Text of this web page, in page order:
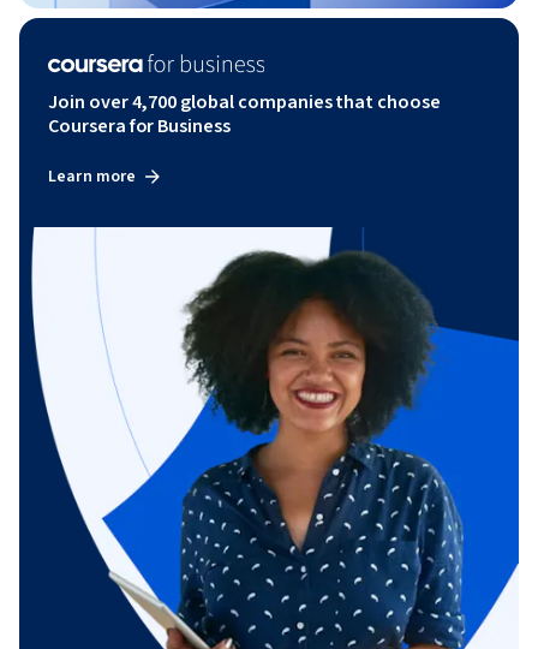
Join over 4,700 global companies that choose
Coursera for Business
Learn more